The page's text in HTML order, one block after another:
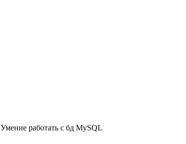
Умение работать с бд MySQL